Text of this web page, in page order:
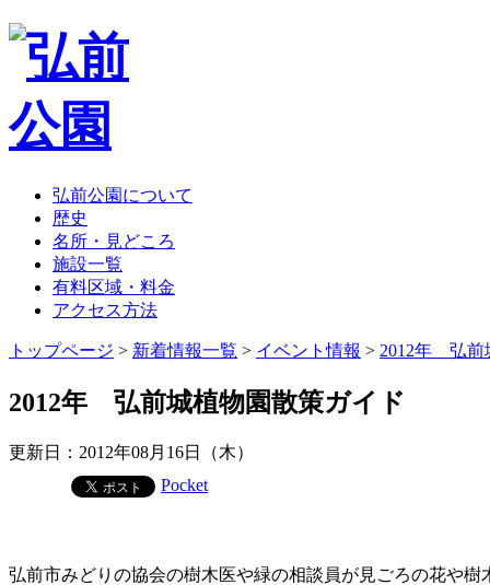
弘前公園について
歴史
名所・見どころ
施設一覧
有料区域・料金
アクセス方法
トップページ > 新着情報一覧 > イベント情報 > 2012年 弘前
2012年 弘前城植物園散策ガイド
更新日：2012年08月16日（木）
Pocket
弘前市みどりの協会の樹木医や緑の相談員が見ごろの花や